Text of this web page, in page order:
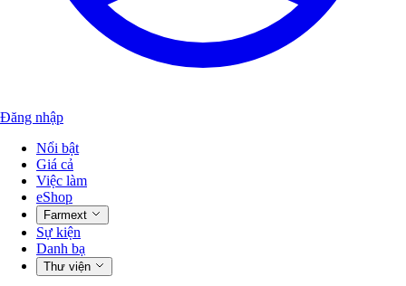
Đăng nhập
Nổi bật
Giá cả
Việc làm
eShop
Farmext
Sự kiện
Danh bạ
Thư viện